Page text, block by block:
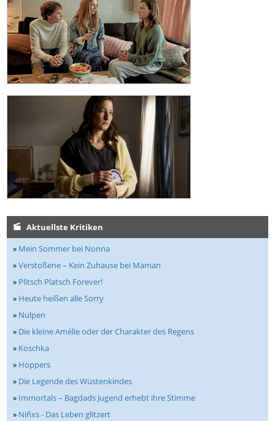
Aktuellste Kritiken
» Mein Sommer bei Nonna
»Verstoßene – Kein Zuhause bei Maman
» Plitsch Platsch Forever!
» Heute heißen alle Sorry
» Nulpen
» Die kleine Amélie oder der Charakter des Regens
» Koschka
» Hoppers
» Die Legende des Wüstenkindes
» Immortals – Bagdads Jugend erhebt ihre Stimme
» Niñxs - Das Leben glitzert